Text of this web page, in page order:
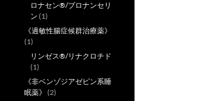
ロナセン®/ブロナンセリ
ン (1)
《過敏性腸症候群治療薬》
(1)
リンゼス®/リナクロチド
(1)
《非ベンゾジアゼピン系睡
眠薬》 (2)